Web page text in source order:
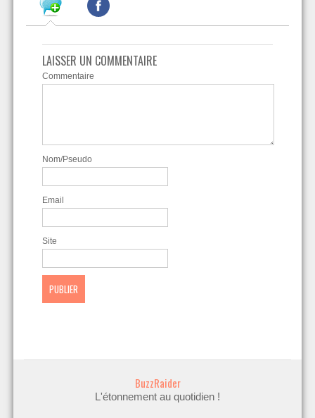
LAISSER UN COMMENTAIRE
Commentaire
Nom/Pseudo
Email
Site
BuzzRaider
L'étonnement au quotidien !